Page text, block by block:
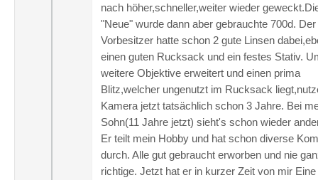
nach höher,schneller,weiter wieder
"Neue" wurde dann aber gebrauchte 700d. Der
Vorbesitzer hatte schon 2 gute Linsen
einen guten Rucksack und ein festes Stativ.
weitere Objektive erweitert und einen prima
Blitz,welcher ungenutzt im Rucksack
Kamera jetzt tatsächlich schon 3 Jahre. Bei
Sohn(11 Jahre jetzt) sieht's schon wieder
Er teilt mein Hobby und hat schon diverse
durch. Alle gut gebraucht erworben und nie
richtige. Jetzt hat er in kurzer Zeit von mir Eine